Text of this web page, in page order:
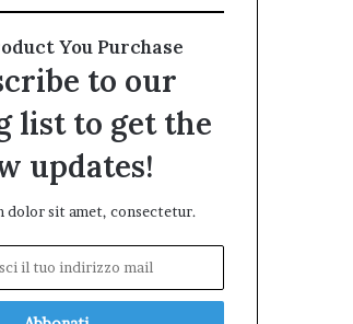
You Purchase
to our
list to get the
updates!
dolor sit amet, consectetur.